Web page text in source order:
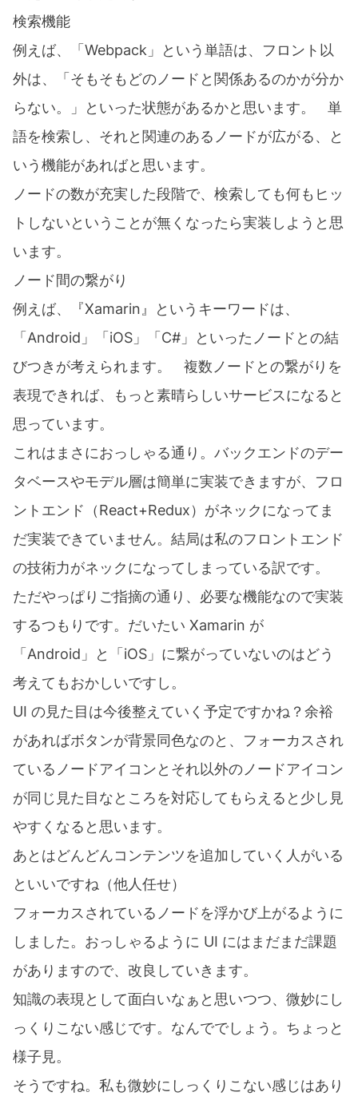
検索機能
例えば、「Webpack」という単語は、フロント以
外は、「そもそもどのノードと関係あるのかが分か
らない。」といった状態があるかと思います。 単
語を検索し、それと関連のあるノードが広がる、と
いう機能があればと思います。
ノードの数が充実した段階で、検索しても何もヒッ
トしないということが無くなったら実装しようと思
います。
ノード間の繋がり
例えば、『Xamarin』というキーワードは、
「Android」「iOS」「C#」といったノードとの結
びつきが考えられます。 複数ノードとの繋がりを
表現できれば、もっと素晴らしいサービスになると
思っています。
これはまさにおっしゃる通り。バックエンドのデー
タベースやモデル層は簡単に実装できますが、フロ
ントエンド（React+Redux）がネックになってま
だ実装できていません。結局は私のフロントエンド
の技術力がネックになってしまっている訳です。
ただやっぱりご指摘の通り、必要な機能なので実装
するつもりです。だいたい Xamarin が
「Android」と「iOS」に繋がっていないのはどう
考えてもおかしいですし。
UI の見た目は今後整えていく予定ですかね？余裕
があればボタンが背景同色なのと、フォーカスされ
ているノードアイコンとそれ以外のノードアイコン
が同じ見た目なところを対応してもらえると少し見
やすくなると思います。
あとはどんどんコンテンツを追加していく人がいる
といいですね（他人任せ）
フォーカスされているノードを浮かび上がるように
しました。おっしゃるように UI にはまだまだ課題
がありますので、改良していきます。
知識の表現として面白いなぁと思いつつ、微妙にし
っくりこない感じです。なんででしょう。ちょっと
様子見。
そうですね。私も微妙にしっくりこない感じはあり